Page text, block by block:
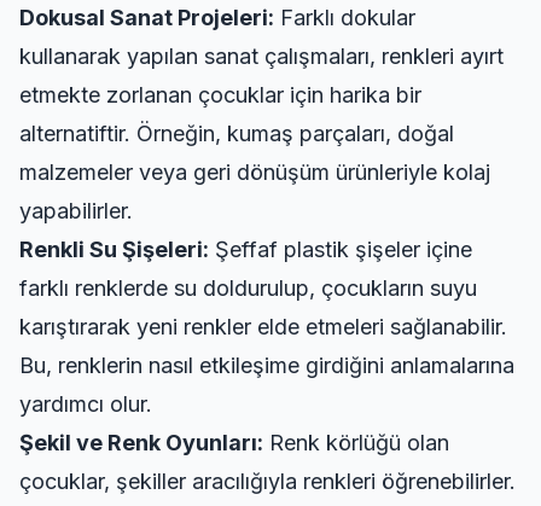
Dokusal Sanat Projeleri: Farklı dokular
kullanarak yapılan sanat çalışmaları, renkleri ayırt
etmekte zorlanan çocuklar için harika bir
alternatiftir. Örneğin, kumaş parçaları, doğal
malzemeler veya geri dönüşüm ürünleriyle kolaj
yapabilirler.
Renkli Su Şişeleri: Şeffaf plastik şişeler içine
farklı renklerde su doldurulup, çocukların suyu
karıştırarak yeni renkler elde etmeleri sağlanabilir.
Bu, renklerin nasıl etkileşime girdiğini anlamalarına
yardımcı olur.
Şekil ve Renk Oyunları: Renk körlüğü olan
çocuklar, şekiller aracılığıyla renkleri öğrenebilirler.